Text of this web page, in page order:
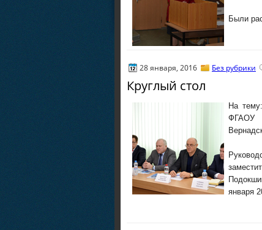
Были
28 января, 2016 Без рубрики
Круглый стол
На
ФГАОУ
января